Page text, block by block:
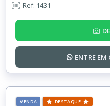
Ref: 1431
ENTRE EM
VENDA DESTAQUE